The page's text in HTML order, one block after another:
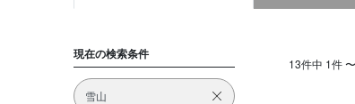
現在の検索条件
雪山
13件中 1件